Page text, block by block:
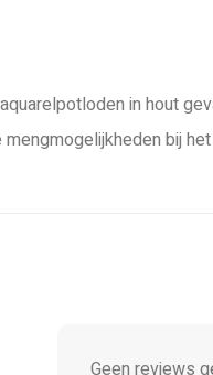
in hout
bij
Geen reviews